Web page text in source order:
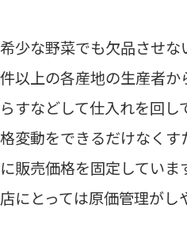
希少な野菜でも欠品させ
件以上の各産地の生産者
らすなどして仕入れを回し
格変動をできるだけなくす
に販売価格を固定していま
店にとっては原価管理がし